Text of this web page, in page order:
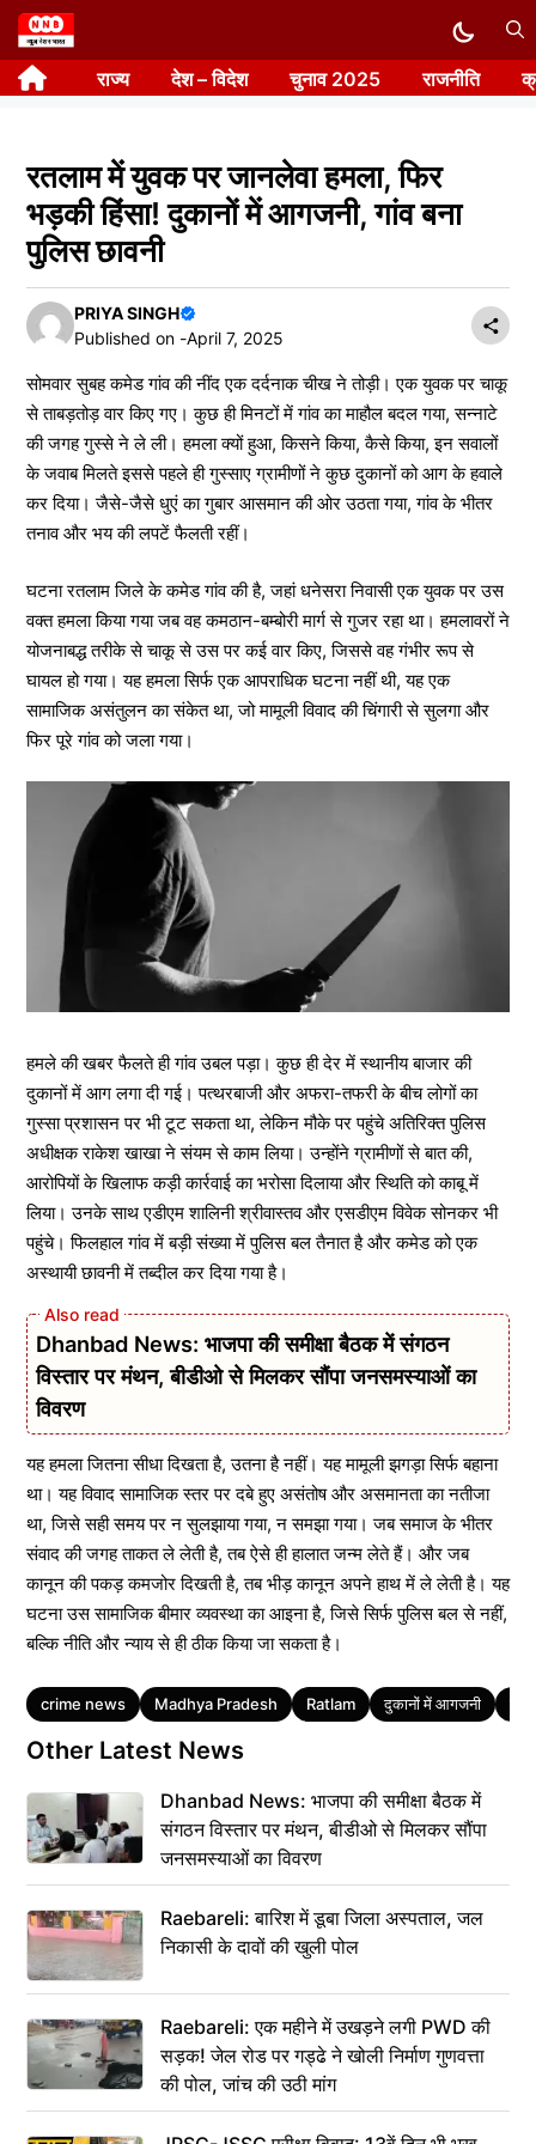
Skip
to
content राज्य देश – विदेश चुनाव 2025 राजनीति
रतलाम में युवक पर जानलेवा हमला, फिर
भड़की हिंसा! दुकानों में आगजनी, गांव बना
पुलिस छावनी
PRIYA SINGH
Published on -April 7, 2025
सोमवार सुबह कमेड गांव की नींद एक दर्दनाक चीख ने तोड़ी। एक युवक पर चाकू
से ताबड़तोड़ वार किए गए। कुछ ही मिनटों में गांव का माहौल बदल गया, सन्नाटे
की जगह गुस्से ने ले ली। हमला क्यों हुआ, किसने किया, कैसे किया, इन सवालों
के जवाब मिलते इससे पहले ही गुस्साए ग्रामीणों ने कुछ दुकानों को आग के हवाले
कर दिया। जैसे-जैसे धुएं का गुबार आसमान की ओर उठता गया, गांव के भीतर
तनाव और भय की लपटें फैलती रहीं।
घटना रतलाम जिले के कमेड गांव की है, जहां धनेसरा निवासी एक युवक पर उस
वक्त हमला किया गया जब वह कमठान-बम्बोरी मार्ग से गुजर रहा था। हमलावरों ने
योजनाबद्ध तरीके से चाकू से उस पर कई वार किए, जिससे वह गंभीर रूप से
घायल हो गया। यह हमला सिर्फ एक आपराधिक घटना नहीं थी, यह एक
सामाजिक असंतुलन का संकेत था, जो मामूली विवाद की चिंगारी से सुलगा और
फिर पूरे गांव को जला गया।
हमले की खबर फैलते ही गांव उबल पड़ा। कुछ ही देर में स्थानीय बाजार की
दुकानों में आग लगा दी गई। पत्थरबाजी और अफरा-तफरी के बीच लोगों का
गुस्सा प्रशासन पर भी टूट सकता था, लेकिन मौके पर पहुंचे अतिरिक्त पुलिस
अधीक्षक राकेश खाखा ने संयम से काम लिया। उन्होंने ग्रामीणों से बात की,
आरोपियों के खिलाफ कड़ी कार्रवाई का भरोसा दिलाया और स्थिति को काबू में
लिया। उनके साथ एडीएम शालिनी श्रीवास्तव और एसडीएम विवेक सोनकर भी
पहुंचे। फिलहाल गांव में बड़ी संख्या में पुलिस बल तैनात है और कमेड को एक
अस्थायी छावनी में तब्दील कर दिया गया है।
Dhanbad News: भाजपा की समीक्षा बैठक में संगठन
विस्तार पर मंथन, बीडीओ से मिलकर सौंपा जनसमस्याओं का
विवरण
यह हमला जितना सीधा दिखता है, उतना है नहीं। यह मामूली झगड़ा सिर्फ बहाना
था। यह विवाद सामाजिक स्तर पर दबे हुए असंतोष और असमानता का नतीजा
था, जिसे सही समय पर न सुलझाया गया, न समझा गया। जब समाज के भीतर
संवाद की जगह ताकत ले लेती है, तब ऐसे ही हालात जन्म लेते हैं। और जब
कानून की पकड़ कमजोर दिखती है, तब भीड़ कानून अपने हाथ में ले लेती है। यह
घटना उस सामाजिक बीमार व्यवस्था का आइना है, जिसे सिर्फ पुलिस बल से नहीं,
बल्कि नीति और न्याय से ही ठीक किया जा सकता है।
Tags
crime news Madhya Pradesh Ratlam दुकानों में आगजनी
Other Latest News
Dhanbad News: भाजपा की समीक्षा बैठक में
संगठन विस्तार पर मंथन, बीडीओ से मिलकर सौंपा
जनसमस्याओं का विवरण
Raebareli: बारिश में डूबा जिला अस्पताल, जल
निकासी के दावों की खुली पोल
Raebareli: एक महीने में उखड़ने लगी PWD की
सड़क! जेल रोड पर गड्ढे ने खोली निर्माण गुणवत्ता
की पोल, जांच की उठी मांग